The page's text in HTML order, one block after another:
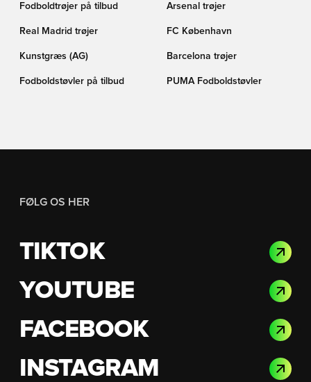
Fodboldtrøjer på tilbud Arsenal trøjer
Real Madrid trøjer FC København
Kunstgræs (AG) Barcelona trøjer
Fodboldstøvler på tilbud PUMA Fodboldstøvler
FØLG OS HER
TIKTOK
YOUTUBE
FACEBOOK
INSTAGRAM